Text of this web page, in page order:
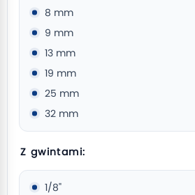
8 mm
9 mm
13 mm
19 mm
25 mm
32 mm
Z gwintami:
1/8"